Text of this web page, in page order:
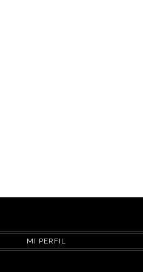
MI PERFIL